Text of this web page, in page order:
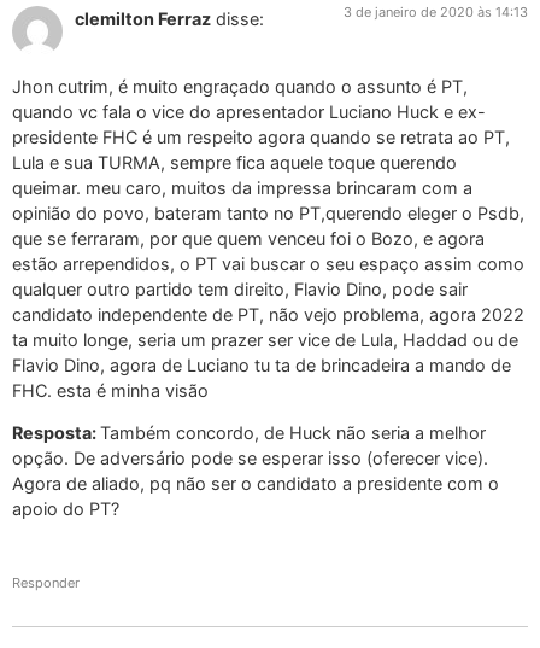
clemilton Ferraz disse: 3 de janeiro de 2020 às 14:13
Jhon cutrim, é muito engraçado quando o assunto é PT,
quando vc fala o vice do apresentador Luciano Huck e ex-
presidente FHC é um respeito agora quando se retrata ao PT,
Lula e sua TURMA, sempre fica aquele toque querendo
queimar. meu caro, muitos da impressa brincaram com a
opinião do povo, bateram tanto no PT,querendo eleger o Psdb,
que se ferraram, por que quem venceu foi o Bozo, e agora
estão arrependidos, o PT vai buscar o seu espaço assim como
qualquer outro partido tem direito, Flavio Dino, pode sair
candidato independente de PT, não vejo problema, agora 2022
ta muito longe, seria um prazer ser vice de Lula, Haddad ou de
Flavio Dino, agora de Luciano tu ta de brincadeira a mando de
FHC. esta é minha visão
Resposta:Também concordo, de Huck não seria a melhor
opção. De adversário pode se esperar isso (oferecer vice).
Agora de aliado, pq não ser o candidato a presidente com o
apoio do PT?
Responder